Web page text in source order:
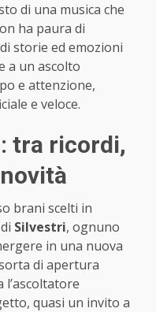
di una musica che
ha paura di
storie ed emozioni
a un ascolto
e attenzione,
e veloce.
tra ricordi,
brani scelti in
Silvestri, ognuno
in una nuova
di apertura
l’ascoltatore
quasi un invito a